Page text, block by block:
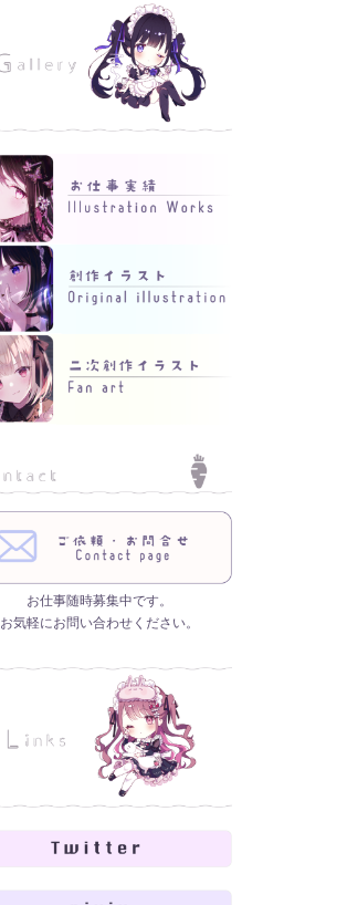
お仕事随時募集中です。
お気軽にお問い合わせください。